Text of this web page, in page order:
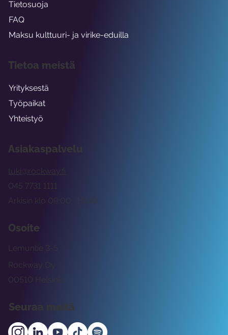
Asiakaspalvelu
tuki@rockway.fi
Arkisin klo 09:00 -15:00
045 7731 1111
Osoite
Rockway Oy
Lemuntie 3-5
00510 Helsinki
Seuraa meitä
Tietosuoja
FAQ
Maksu kulttuuri- ja virike-eduilla
Tietoa meistä
Yrityksestä
Työpaikat
Yhteistyö